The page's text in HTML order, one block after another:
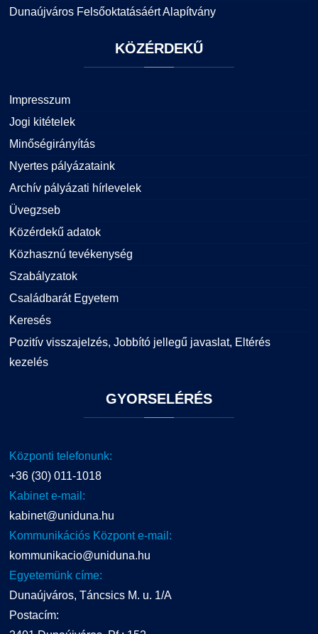
Dunaújváros Felsőoktatásáért Alapítvány
KÖZÉRDEKŰ
Impresszum
Jogi kitételek
Minőségirányítás
Nyertes pályázataink
Archív pályázati hírlevelek
Üvegzseb
Közérdekű adatok
Közhasznú tevékenység
Szabályzatok
Családbarát Egyetem
Keresés
Pozitív visszajelzés, Jobbító jellegű javaslat, Eltérés
kezelés
GYORSELÉRÉS
Központi telefonunk:
+36 (30) 011-1018
Kabinet e-mail:
kabinet@uniduna.hu
Kommunikációs Központ e-mail:
kommunikacio@uniduna.hu
Egyetemünk címe:
Dunaújváros, Táncsics M. u. 1/A
Postacím: